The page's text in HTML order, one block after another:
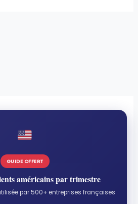
GUIDE OFFERT
américains par trimestre
utilisée par 500+ entreprises françaises